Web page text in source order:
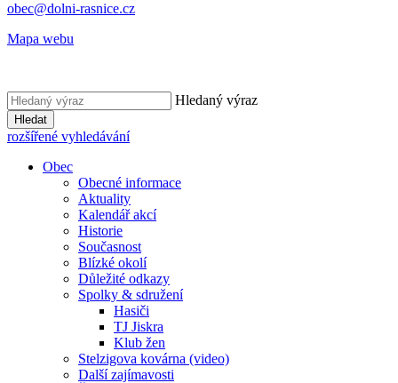
obec@dolni-rasnice.cz
Mapa webu
Hledaný výraz
Hledat
rozšířené vyhledávání
Obec
Obecné informace
Aktuality
Kalendář akcí
Historie
Současnost
Blízké okolí
Důležité odkazy
Spolky & sdružení
Hasiči
TJ Jiskra
Klub žen
Stelzigova kovárna (video)
Další zajímavosti